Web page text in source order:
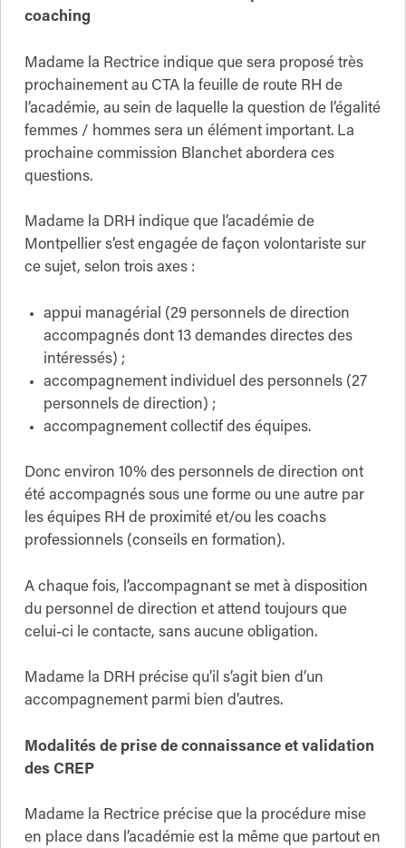
coaching
Madame la Rectrice indique que sera proposé très
prochainement au CTA la feuille de route RH de
l’académie, au sein de laquelle la question de l’égalité
femmes / hommes sera un élément important. La
prochaine commission Blanchet abordera ces
questions.
Madame la DRH indique que l’académie de
Montpellier s’est engagée de façon volontariste sur
ce sujet, selon trois axes :
appui managérial (29 personnels de direction
accompagnés dont 13 demandes directes des
intéressés) ;
accompagnement individuel des personnels (27
personnels de direction) ;
accompagnement collectif des équipes.
Donc environ 10% des personnels de direction ont
été accompagnés sous une forme ou une autre par
les équipes RH de proximité et/ou les coachs
professionnels (conseils en formation).
A chaque fois, l’accompagnant se met à disposition
du personnel de direction et attend toujours que
celui-ci le contacte, sans aucune obligation.
Madame la DRH précise qu’il s’agit bien d’un
accompagnement parmi bien d’autres.
Modalités de prise de connaissance et validation
des CREP
Madame la Rectrice précise que la procédure mise
en place dans l’académie est la même que partout en